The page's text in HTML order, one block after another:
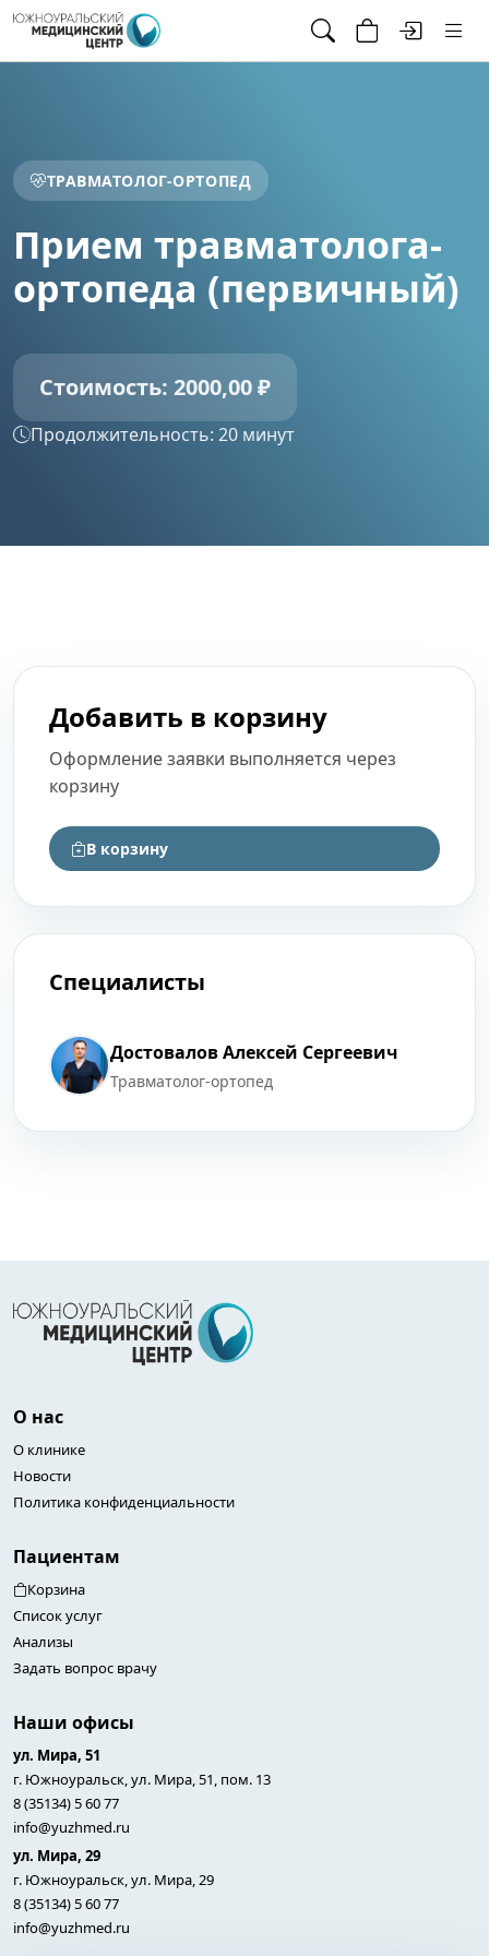
ТРАВМАТОЛОГ-ОРТОПЕД
Прием травматолога-
ортопеда (первичный)
Стоимость: 2000,00 ₽
Продолжительность: 20 минут
Добавить в корзину
Оформление заявки выполняется через
корзину
В корзину
Специалисты
Достовалов Алексей Сергеевич
Травматолог-ортопед
О нас
О клинике
Новости
Политика конфиденциальности
Пациентам
Корзина
Список услуг
Анализы
Задать вопрос врачу
Наши офисы
ул. Мира, 51
г. Южноуральск, ул. Мира, 51, пом. 13
8 (35134) 5 60 77
info@yuzhmed.ru
ул. Мира, 29
г. Южноуральск, ул. Мира, 29
8 (35134) 5 60 77
info@yuzhmed.ru